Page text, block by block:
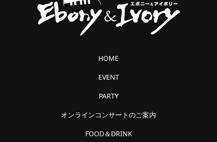
HOME
EVENT
PARTY
オンラインコンサートのご案内
FOOD＆DRINK